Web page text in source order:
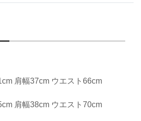
肩幅37cm ウエスト66cm
肩幅38cm ウエスト70cm